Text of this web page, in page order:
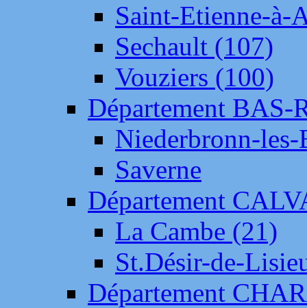
Saint-Etienne-à-
Sechault (107)
Vouziers (100)
Département BAS-
Niederbronn-
Saverne
Département
La Cambe (21)
St.Désir-de-
Département